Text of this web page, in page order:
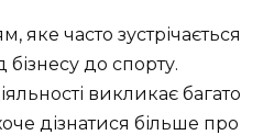
яке часто зустрічається
бізнесу до спорту.
викликає багато
дізнатися більше про